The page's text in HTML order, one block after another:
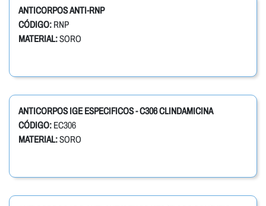
ANTICORPOS ANTI-RNP
CÓDIGO: RNP
MATERIAL:SORO
ANTICORPOS IGE ESPECIFICOS - C306 CLINDAMICINA
CÓDIGO: EC306
MATERIAL:SORO